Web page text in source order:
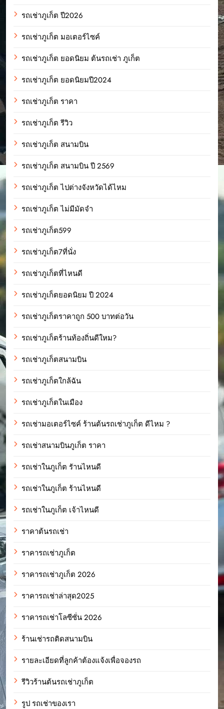
รถเช่าภูเก็ต ปี2026
รถเช่าภูเก็ต มอเตอร์ไซค์
รถเช่าภูเก็ต ยอดนิยม ต้นรถเช่า ภูเก็ต
รถเช่าภูเก็ต ยอดนิยมปี2024
รถเช่าภูเก็ต ราคา
รถเช่าภูเก็ต รีวิว
รถเช่าภูเก็ต สนามบิน
รถเช่าภูเก็ต สนามบิน ปี 2569
รถเช่าภูเก็ต ไปต่างจังหวัดได้ไหม
รถเช่าภูเก็ต ไม่มีมัดจำ
รถเช่าภูเก็ต599
รถเช่าภูเก็ต7ที่นั่ง
รถเช่าภูเก็ตที่ไหนดี
รถเช่าภูเก็ตยอดนิยม ปี 2024
รถเช่าภูเก็ตราคาถูก 500 บาทต่อวัน
รถเช่าภูเก็ตร้านท้องถิ่นดีใหม?
รถเช่าภูเก็ตสนามบิน
รถเช่าภูเก็ตใกล้ฉัน
รถเช่าภูเก็ตในเมือง
รถเช่ามอเตอร์ไซค์ ร้านต้นรถเช่าภูเก็ต ดีไหม ?
รถเช่าสนามบินภูเก็ต ราคา
รถเช่าในภูเก็ต รัานไหนดี
รถเช่าในภูเก็ต ร้านไหนดี
รถเช่าในภูเก็ต เจ้าไหนดี
ราคาต้นรถเช่า
ราคารถเช่าภูเก็ต
ราคารถเช่าภูเก็ต 2026
ราคารถเช่าล่าสุด2025
ราคารถเช่าโลซีซั่น 2026
ร้านเช่ารถติดสนามบิน
รายละเอียดที่ลูกค้าต้องแจ้งเพื่อจองรถ
รีวิวร้านต้นรถเช่าภูเก็ต
รูป รถเช่าของเรา